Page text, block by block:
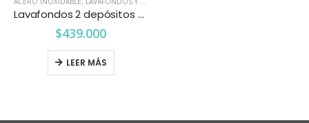
Lavafondos 2 depósitos doble secador
$439.000
LEER MÁS